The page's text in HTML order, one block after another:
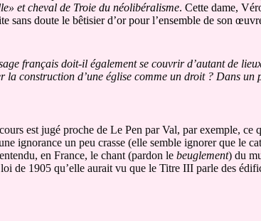
et cheval de Troie du néolibéralisme. Cette dame,
sans doute le bêtisier d’or pour l’ensemble de son
français doit-il également se couvrir d’autant de
construction d’une église comme un droit ? Dans un
est jugé proche de Le Pen par Val, par exemple, ce
ignorance un peu crasse (elle semble ignorer que le
en France, le chant (pardon le beuglement) du
de 1905 qu’elle aurait vu que le Titre III parle des